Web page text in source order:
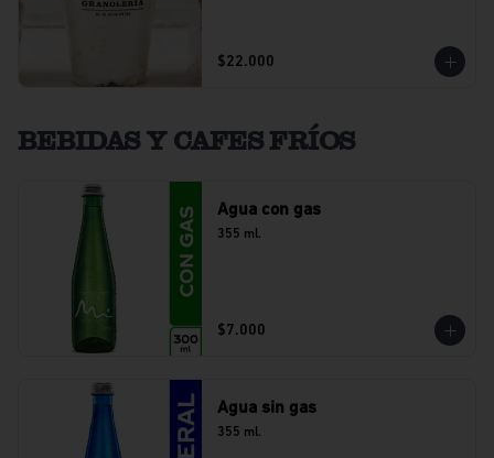
$22.000
BEBIDAS Y CAFES FRÍOS
Agua con gas
355 ml.
$7.000
Agua sin gas
355 ml.